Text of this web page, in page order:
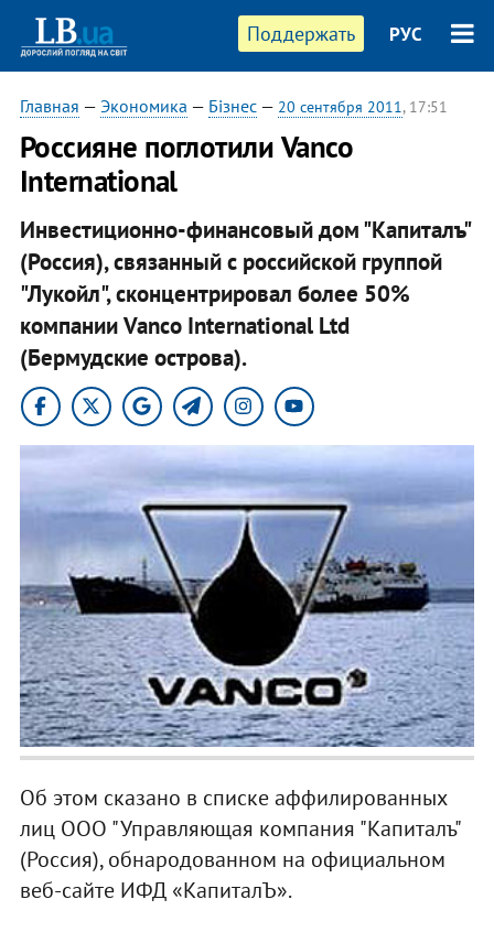
Поддержать РУС
Главная — Экономика — Бізнес— 20 сентября 2011, 17:51
Россияне поглотили Vanco
International
Инвестиционно-финансовый дом "Капиталъ"
(Россия), связанный с российской группой
"Лукойл", сконцентрировал более 50%
компании Vanco International Ltd
(Бермудские острова).
Об этом сказано в списке аффилированных
лиц ООО "Управляющая компания "Капиталъ"
(Россия), обнародованном на официальном
веб-сайте ИФД «КапиталЪ».